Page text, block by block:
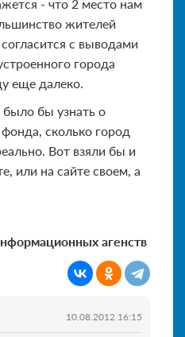
- что 2 место нам
жителей
с выводами
города
еще далеко.
было бы узнать о
сколько город
Вот взяли бы и
или на сайте своем, а
агенств
10.08.2012 16:15